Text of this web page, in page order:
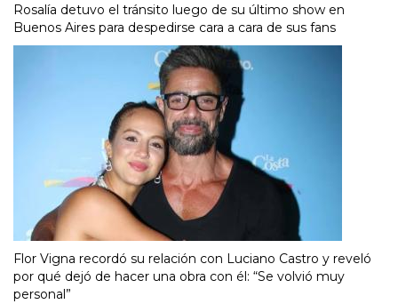
Rosalía detuvo el tránsito luego de su último show en
Buenos Aires para despedirse cara a cara de sus fans
Flor Vigna recordó su relación con Luciano Castro y reveló
por qué dejó de hacer una obra con él: “Se volvió muy
personal”